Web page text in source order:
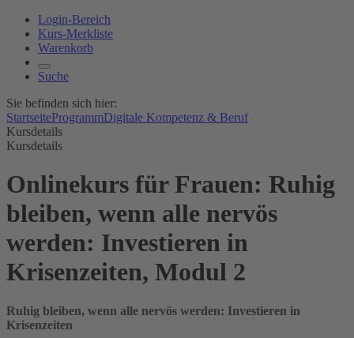
Login-Bereich
Kurs-Merkliste
Warenkorb
Suche
Sie befinden sich hier:
StartseiteProgrammDigitale Kompetenz & Beruf
Kursdetails
Kursdetails
Onlinekurs für Frauen: Ruhig
bleiben, wenn alle nervös
werden: Investieren in
Krisenzeiten, Modul 2
Ruhig bleiben, wenn alle nervös werden: Investieren in
Krisenzeiten